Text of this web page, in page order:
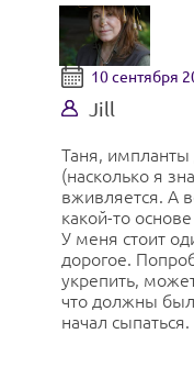
10 сентября
Jill
Таня, импланты
(насколько я
вживляется. А
какой-то
У меня стоит
дорогое.
укрепить,
что должны
начал сыпаться.